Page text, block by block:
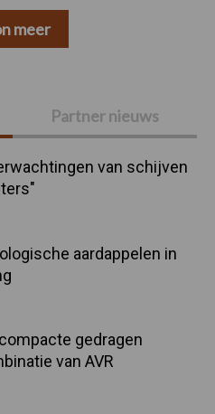
Partner nieuws
van schijven
aardappelen in
gedragen
van AVR
meer